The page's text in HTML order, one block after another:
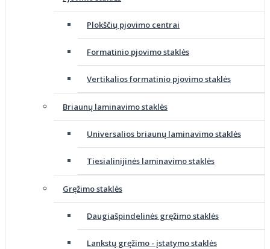
Plokščių pjovimo centrai
Formatinio pjovimo staklės
Vertikalios formatinio pjovimo staklės
Briaunų laminavimo staklės
Universalios briaunų laminavimo staklės
Tiesialinijinės laminavimo staklės
Gręžimo staklės
Daugiašpindelinės gręžimo staklės
Lankstų gręžimo - įstatymo staklės